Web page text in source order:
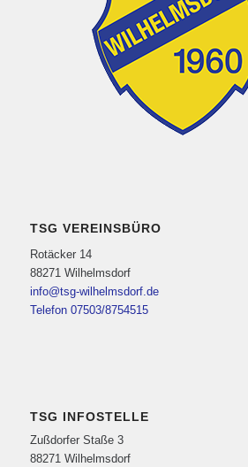
TSG VEREINSBÜRO
Rotäcker 14
88271 Wilhelmsdorf
info@tsg-wilhelmsdorf.de
Telefon 07503/8754515
TSG INFOSTELLE
Zußdorfer Staße 3
88271 Wilhelmsdorf